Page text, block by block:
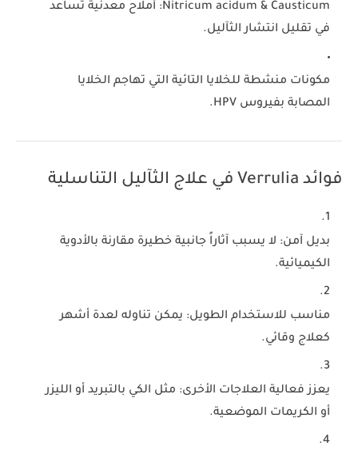
Nitricum acidum & Causticum
: أملاح معدنية تساعد
في تقليل انتشار الثآليل.
مكونات منشطة للخلايا التائية التي تهاجم الخلايا
المصابة بفيروس HPV.
فوائد Verrulia في علاج الثآليل التناسلية
بديل آمن: لا يسبب آثاراً جانبية خطيرة مقارنة بالأدوية
الكيميائية.
مناسب للاستخدام الطويل: يمكن تناوله لعدة أشهر
كعلاج وقائي.
يعزز فعالية العلاجات الأخرى: مثل الكي بالتبريد أو الليزر
أو الكريمات الموضعية.